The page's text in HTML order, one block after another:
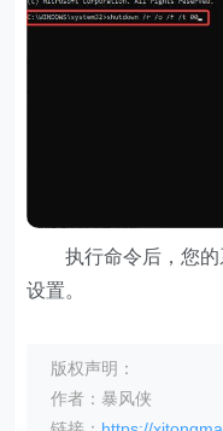
执行命令后，您的
设置。
版权声明：
作者：暴风侠